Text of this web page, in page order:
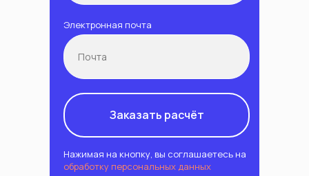
Электронная почта
Заказать расчёт
Нажимая на кнопку, вы соглашаетесь на
обработку персональных данных